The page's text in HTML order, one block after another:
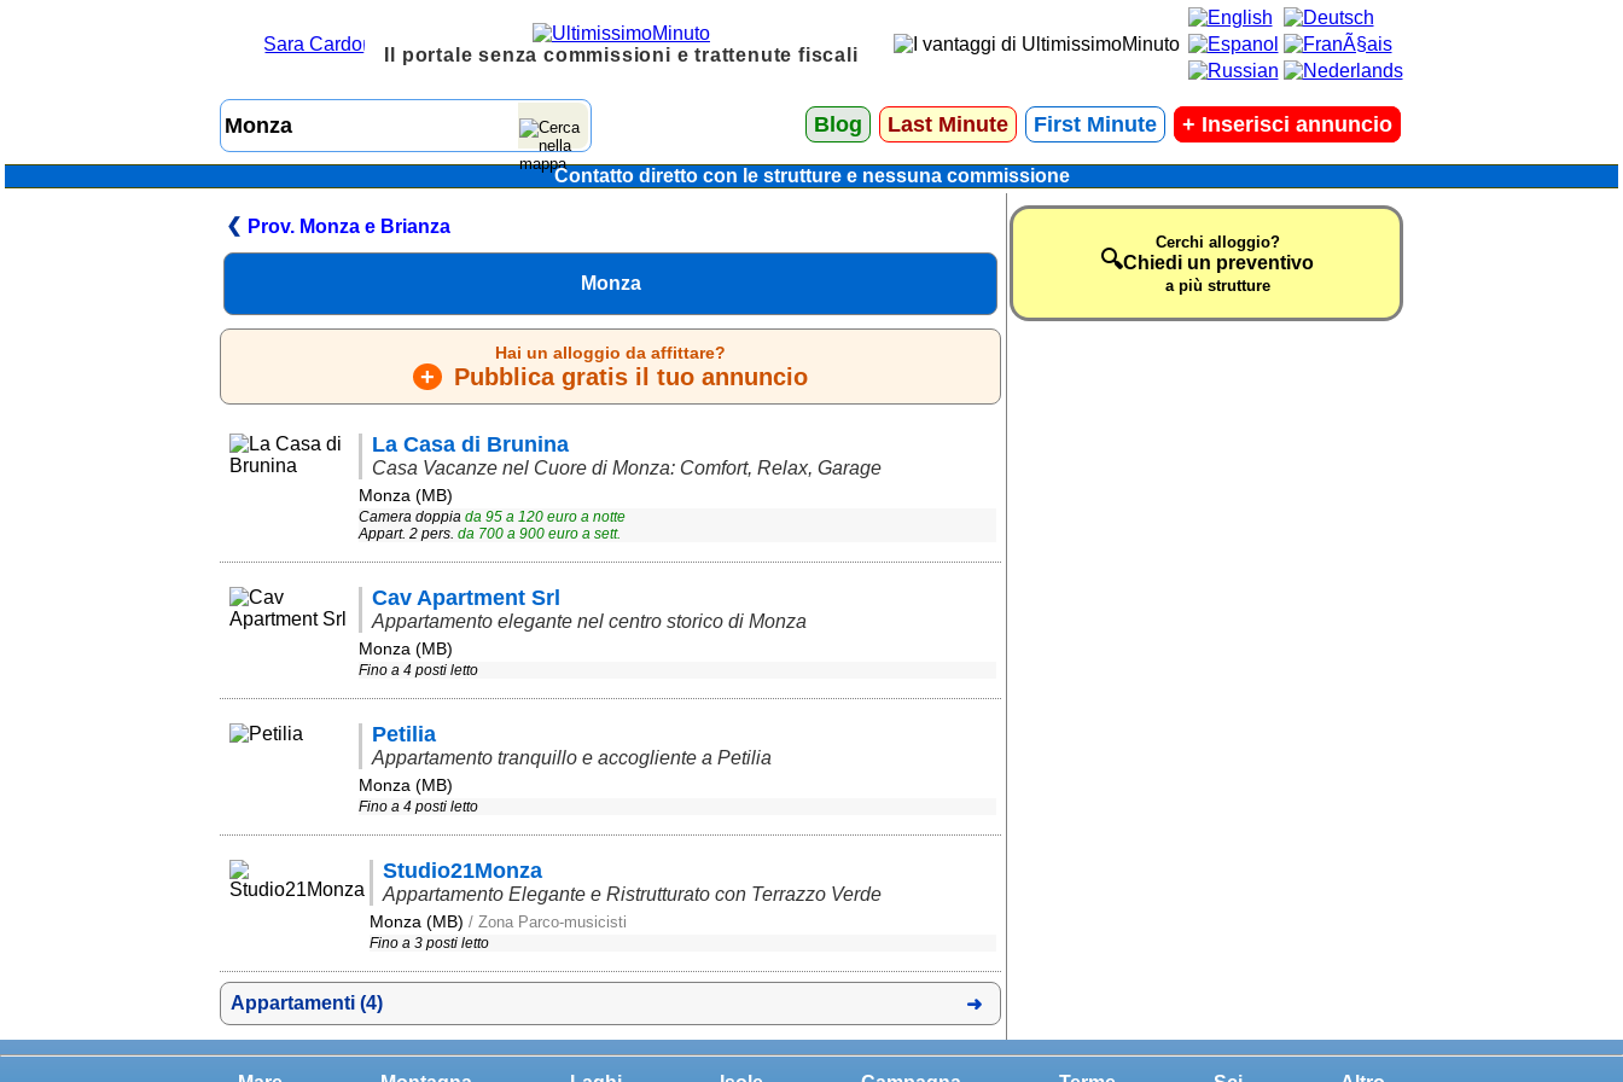
Il portale senza commissioni e trattenute fiscali
Blog Last Minute First Minute + Inserisci annuncio
Contatto diretto con le strutture e nessuna commissione
Prov. Monza e Brianza
Monza
Hai un alloggio da affittare?
+ Pubblica gratis il tuo annuncio
La Casa di Brunina
Casa Vacanze nel Cuore di Monza: Comfort, Relax, Garage
Monza (MB)
Camera doppia da 95a 120euro a notte
Appart. 2 pers. da 700a 900euro a sett.
Cav Apartment Srl
Appartamento elegante nel centro storico di Monza
Monza (MB)
Fino a 4 posti letto
Petilia
Appartamento tranquillo e accogliente a Petilia
Monza (MB)
Fino a 4 posti letto
Studio21Monza
Appartamento Elegante e Ristrutturato con Terrazzo Verde
Monza (MB) / Zona Parco-musicisti
Fino a 3 posti letto
Appartamenti (4)
🔍
Cerchi alloggio?
Chiedi un preventivo
a più strutture